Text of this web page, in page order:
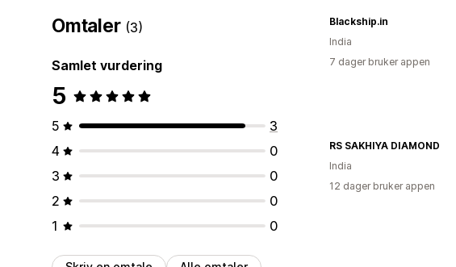
Omtaler (3)
Samlet vurdering
5
5
3
4
0
3
0
2
0
1
0
Blackship.in
India
7 dager bruker appen
RS SAKHIYA DIAMOND
India
12 dager bruker appen